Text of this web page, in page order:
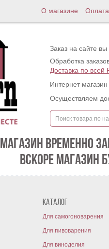
О магазине Оплата
Заказ на сайте вы
Обработка
Доставка по всей
Интернет
Осуществляем
МАГАЗИН ВРЕМЕННО
ВСКОРЕ МАГАЗИН
Каталог
Для самогоноварения
Для пивоварения
Для виноделия